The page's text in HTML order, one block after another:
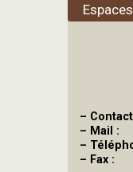
–
– Mail :
–
– Fax :